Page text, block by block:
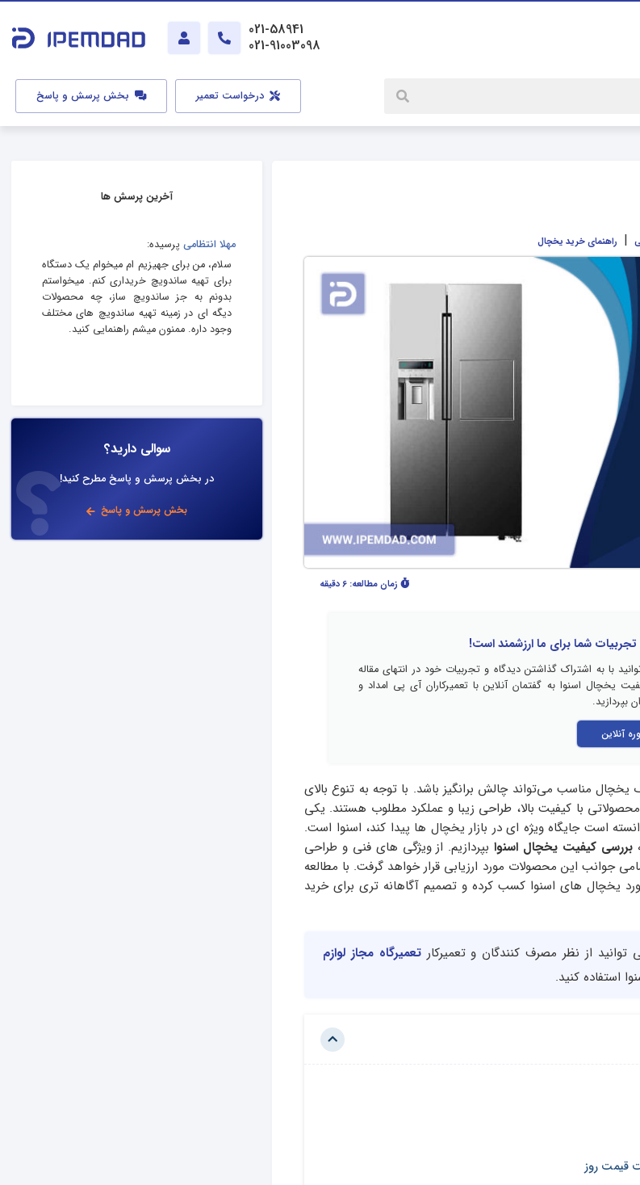
021-58941
021-91003098
درخواست تعمیر بخش پرسش و پاسخ
| راهنمای خرید یخچال
زمان مطالعه: 6 دقیقه
تجربیات شما برای ما ارزشمند است!
با به اشتراک گذاشتن دیدگاه و تجربیات خود در انتهای مقاله
یخچال اسنوا به گفتمان آنلاین با تعمیرکاران آی پی امداد و
بپردازید.
آنلاین
یخچال مناسب می‌تواند چالش‌ برانگیز باشد. با توجه به تنوع بالای
با کیفیت بالا، طراحی زیبا و عملکرد مطلوب هستند. یکی
است جایگاه ویژه‌ ای در بازار یخچال‌ ها پیدا کند، اسنوا است.
بررسی کیفیت یخچال اسنوابپردازیم. از ویژگی‌ های فنی و طراحی
جوانب این محصولات مورد ارزیابی قرار خواهد گرفت. با مطالعه
یخچال‌ های اسنوا کسب کرده و تصمیم آگاهانه‌ تری برای خرید
توانید از نظر مصرف کنندگان و تعمیرکارتعمیرگاه مجاز لوازم
استفاده کنید.
قیمت روز
آخرین پرسش ها
مهلا انتظامی پرسیده:
سلام، من برای جهیزیم ام میخوام یک دستگاه
برای تهیه ساندویچ خریداری کنم. میخواستم
بدونم به جز ساندویچ ساز، چه محصولات
دیگه ای در زمینه تهیه ساندویچ های مختلف
وجود داره. ممنون میشم راهنمایی کنید.
سوالی دارید؟
در بخش پرسش و پاسخ مطرح کنید!
بخش پرسش و پاسخ